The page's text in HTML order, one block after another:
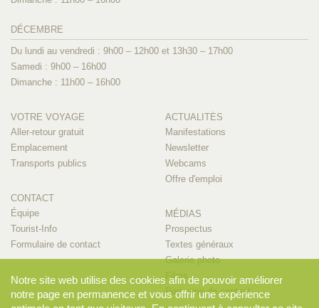
DÉCEMBRE
Du lundi au vendredi : 9h00 – 12h00 et 13h30 – 17h00
Samedi : 9h00 – 16h00
Dimanche : 11h00 – 16h00
VOTRE VOYAGE
Aller-retour gratuit
Emplacement
Transports publics
CONTACT
Équipe
Tourist-Info
Formulaire de contact
ACTUALITÉS
Manifestations
Newsletter
Webcams
Offre d'emploi
MÉDIAS
Prospectus
Textes généraux
Galerie photo
Films
Personne de contact
Notre site web utilise des cookies afin de pouvoir améliorer
notre page en permanence et vous offrir une expérience